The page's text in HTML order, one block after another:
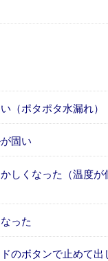
（ポタポタ水漏れ）
固い
しくなった（温度が
った
のボタンで止めて出